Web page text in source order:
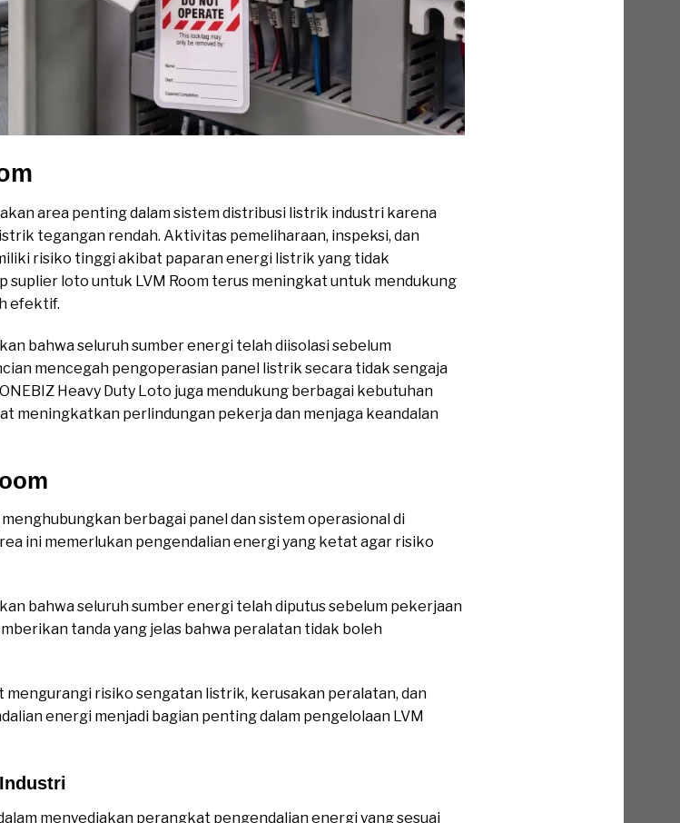
area penting dalam sistem distribusi listrik industri karena
tegangan rendah. Aktivitas pemeliharaan, inspeksi, dan
risiko tinggi akibat paparan energi listrik yang tidak
suplier loto untuk LVM Room terus meningkat untuk mendukung
efektif.
bahwa seluruh sumber energi telah diisolasi sebelum
mencegah pengoperasian panel listrik secara tidak sengaja
Heavy Duty Loto juga mendukung berbagai kebutuhan
meningkatkan perlindungan pekerja dan menjaga keandalan
berbagai panel dan sistem operasional di
ini memerlukan pengendalian energi yang ketat agar risiko
bahwa seluruh sumber energi telah diputus sebelum pekerjaan
tanda yang jelas bahwa peralatan tidak boleh
mengurangi risiko sengatan listrik, kerusakan peralatan, dan
energi menjadi bagian penting dalam pengelolaan LVM
menyediakan perangkat pengendalian energi yang sesuai